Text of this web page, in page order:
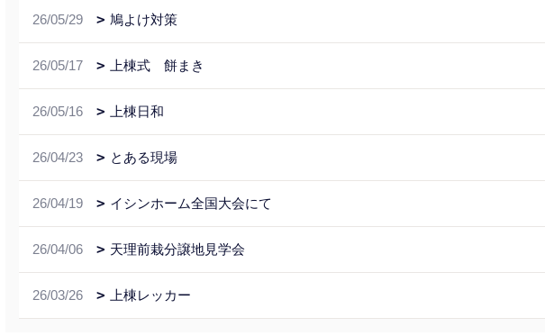
26/05/29 鳩よけ対策
26/05/17 上棟式 餅まき
26/05/16 上棟日和
26/04/23 とある現場
26/04/19 イシンホーム全国大会にて
26/04/06 天理前栽分譲地見学会
26/03/26 上棟レッカー